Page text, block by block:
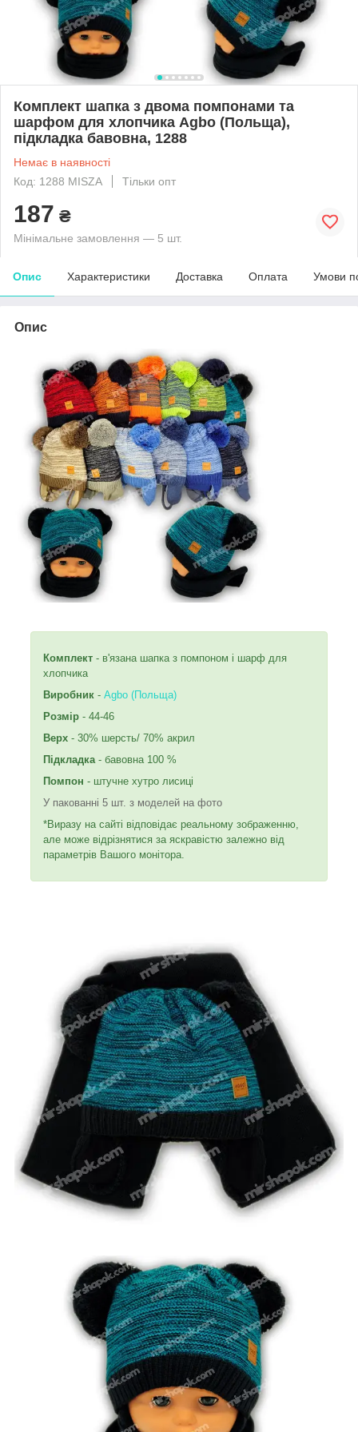
Комплект шапка з двома помпонами та
шарфом для хлопчика Agbo (Польща),
підкладка бавовна, 1288
Немає в наявності
Код: 1288 MISZA
Тільки опт
187 ₴
Мінімальне замовлення — 5 шт.
Опис Характеристики Доставка Оплата Умови
Опис
Комплект - в'язана шапка з помпоном і шарф для
хлопчика
Виробник - Agbo (Польща)
Розмір - 44-46
Верх - 30% шерсть/ 70% акрил
Підкладка - бавовна 100 %
Помпон - штучне хутро лисиці
У пакованні 5 шт. з моделей на фото
*Виразу на сайті відповідає реальному зображенню,
але може відрізнятися за яскравістю залежно від
параметрів Вашого монітора.